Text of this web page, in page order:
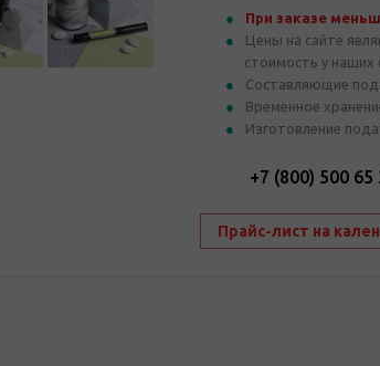
При заказе
Цены на сайте
стоимость у наших
Составляющие
Временное
Изготовление
+7 (800) 500 65
Прайс-лист на